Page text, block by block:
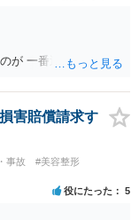
が 一番近道だね。
害賠償請求す
事故
#美容整形
役にたった 5